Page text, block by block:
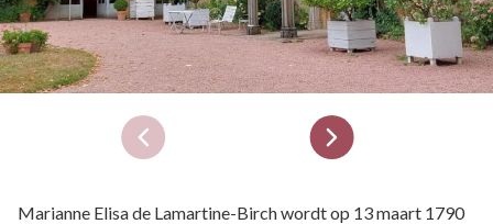
Marianne Elisa de Lamartine-Birch wordt op 13 maart 1790